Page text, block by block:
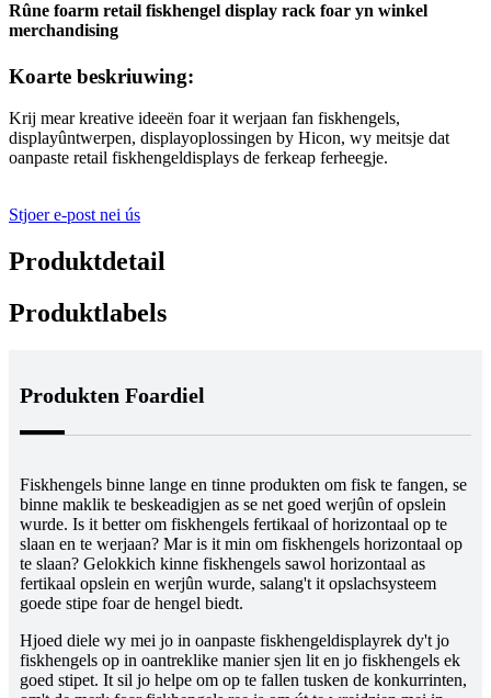
Rûne foarm retail fiskhengel display rack foar yn winkel
merchandising
Koarte beskriuwing:
Krij mear kreative ideeën foar it werjaan fan fiskhengels,
displayûntwerpen, displayoplossingen by Hicon, wy meitsje dat
oanpaste retail fiskhengeldisplays de ferkeap ferheegje.
Stjoer e-post nei ús
Produktdetail
Produktlabels
Produkten Foardiel
Fiskhengels binne lange en tinne produkten om fisk te fangen, se
binne maklik te beskeadigjen as se net goed werjûn of opslein
wurde. Is it better om fiskhengels fertikaal of horizontaal op te
slaan en te werjaan? Mar is it min om fiskhengels horizontaal op
te slaan? Gelokkich kinne fiskhengels sawol horizontaal as
fertikaal opslein en werjûn wurde, salang't it opslachsysteem
goede stipe foar de hengel biedt.
Hjoed diele wy mei jo in oanpaste fiskhengeldisplayrek dy't jo
fiskhengels op in oantreklike manier sjen lit en jo fiskhengels ek
goed stipet. It sil jo helpe om op te fallen tusken de konkurrinten,